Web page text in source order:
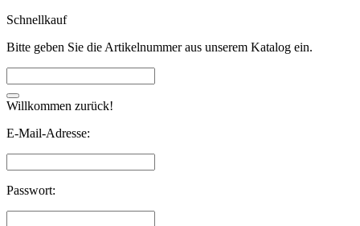
Schnellkauf
Bitte geben Sie die Artikelnummer aus unserem Katalog ein.
Willkommen zurück!
E-Mail-Adresse:
Passwort: